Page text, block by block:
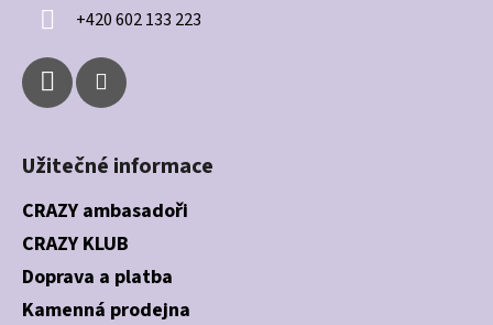
+420 602 133 223
Užitečné informace
CRAZY ambasadoři
CRAZY KLUB
Doprava a platba
Kamenná prodejna